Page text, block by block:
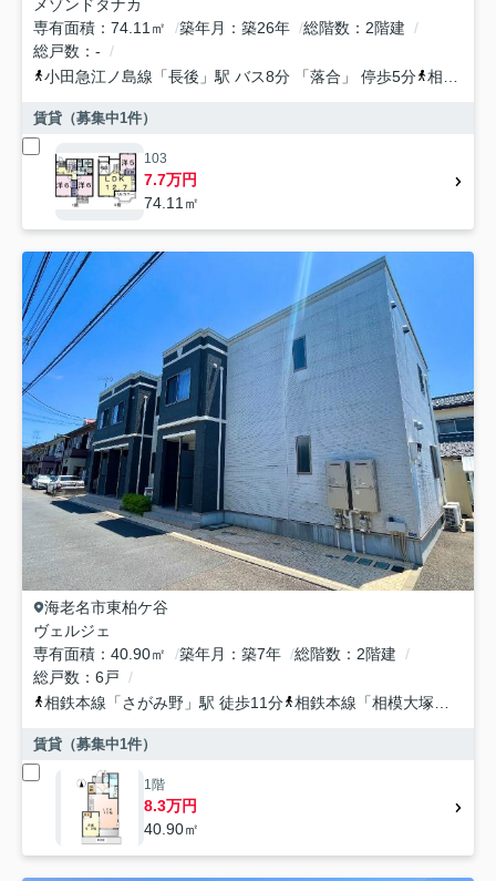
メゾンドタナカ
専有面積
74.11㎡ 築年月 築26年 総階数
2階建
総戸数
-
小田急江ノ島線 「長後 」駅 バス8分 「落合」 停歩5分 相鉄本線
賃貸（募集中1件）
103
7.7万円
74.11㎡
海老名市東柏ケ谷
ヴェルジェ
専有面積
40.90㎡ 築年月 築7年 総階数
2階建
総戸数
6戸
相鉄本線 「さがみ野 」駅 徒歩11分 相鉄本線 「相模大塚
賃貸（募集中1件）
1階
8.3万円
40.90㎡